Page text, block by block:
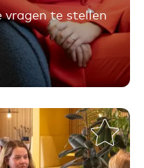
vragen te stellen